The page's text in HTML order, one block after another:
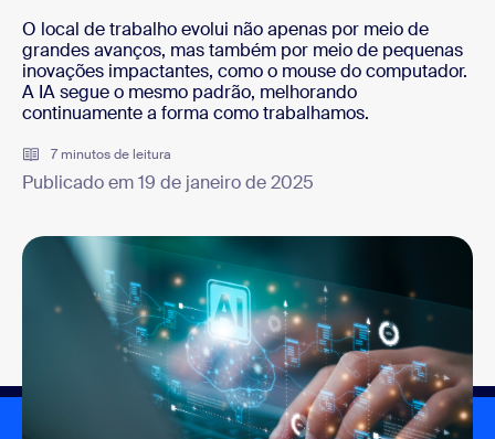
O local de trabalho evolui não apenas por meio de
grandes avanços, mas também por meio de pequenas
inovações impactantes, como o mouse do computador.
A IA segue o mesmo padrão, melhorando
continuamente a forma como trabalhamos.
7 minutos de leitura
Publicado em 19 de janeiro de 2025